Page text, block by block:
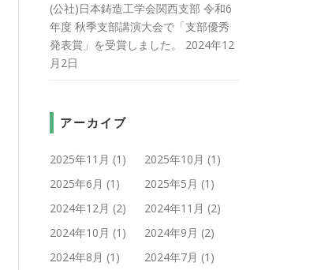
(公社)日本鋳造工学会関西支部 令和6
年度 秋季支部講演大会で「支部優秀
発表賞」を受賞しました。
2024年12
月2日
アーカイブ
2025年11月 (1) 2025年10月 (1)
2025年6月 (1) 2025年5月 (1)
2024年12月 (2) 2024年11月 (2)
2024年10月 (1) 2024年9月 (2)
2024年8月 (1) 2024年7月 (1)